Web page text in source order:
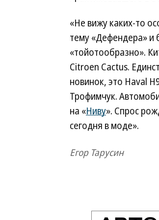
«Не вижу каких-то
тему «Дефендера» и
«тойотообразно».
Citroen Cactus.
новинок, это Haval
Трофимчук.
на «Ниву». Спрос
сегодня в моде».
Егор Тарусин